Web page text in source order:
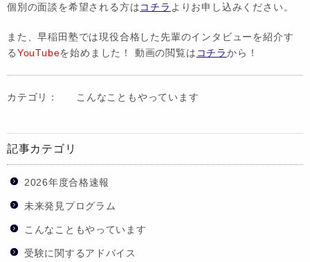
個別の面談を希望される方はコチラ よりお申し込みください。
また、早稲田塾では現役合格した先輩のインタビューを紹介す
るYouTubeを始めました！ 動画の閲覧は コチラから！
カテゴリ： こんなこともやっています
記事カテゴリ
2026年度合格速報
未来発見プログラム
こんなこともやっています
受験に関するアドバイス